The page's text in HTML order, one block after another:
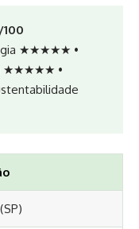
★★★★★ •
★★★★★ •